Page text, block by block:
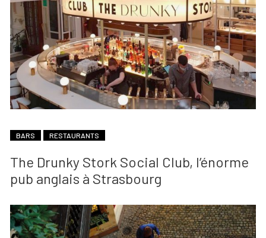
BARS RESTAURANTS
The Drunky Stork Social Club, l’énorme
pub anglais à Strasbourg